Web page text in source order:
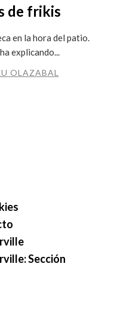
de frikis
en la hora del patio.
explicando...
OLAZABAL
Sección